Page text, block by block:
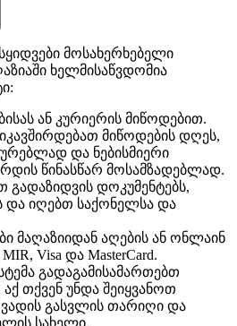
მოსახერხებელი
ხელმისაწვდომია
ან კურიერის მიწოდებით.
მიწოდების დღეს,
და ნებისმიერი
წინასწარ მოსამზადებლად.
გადაზიდვის დოკუმენტებს,
იღებთ საქონელსა და
მაღაზიიდან აღების ან ონლაინ
Visa და MasterCard.
გადაგამისამართებთ
აქ თქვენ უნდა შეიყვანოთ
გასვლის თარიღი და
სახელი.